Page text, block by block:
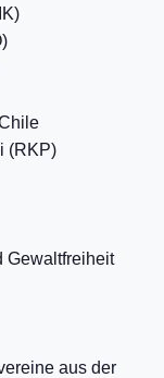
(RKP)
Gewaltfreiheit
aus der